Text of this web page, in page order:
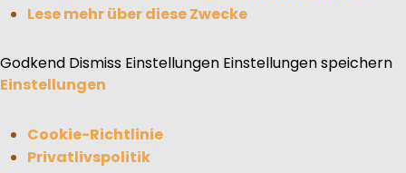
Lese mehr über diese Zwecke
Godkend Dismiss Einstellungen Einstellungen speichern
Einstellungen
Cookie-Richtlinie
Privatlivspolitik